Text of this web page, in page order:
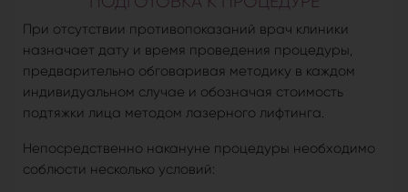
При отсутствии противопоказаний врач клиники
назначает дату и время проведения процедуры,
предварительно обговаривая методику в каждом
индивидуальном случае и обозначая стоимость
подтяжки лица методом лазерного лифтинга.
Непосредственно накануне процедуры необходимо
соблюсти несколько условий: